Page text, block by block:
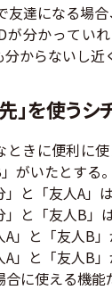
友達になる場
が分かってい
分からないし近
」を使う
きに便利に使
」がいたとする。
」と「友人A」
」と「友人B」
A」と「友人B
A」と「友人B
合に使える機能